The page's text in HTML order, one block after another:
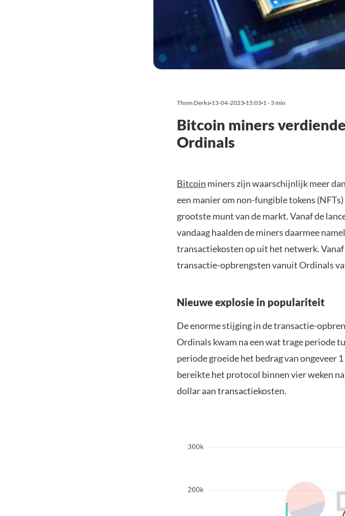
Thom Derks 13-04-2023 15:03 1 - 3 min
Bitcoin miners
Ordinals
Bitcoin miners zijn waarschijnlijk meer
een manier om non-fungible tokens
grootste munt van de markt. Vanaf de
vandaag haalden de miners daarmee
transactiekosten op uit het netwerk.
transactie-opbrengsten vanuit Ordinals
Nieuwe explosie in populariteit
De enorme stijging in de transactie-
Ordinals kwam na een wat trage periode
periode groeide het bedrag van ongeveer
bereikte het protocol binnen vier weken
dollar aan transactiekosten.